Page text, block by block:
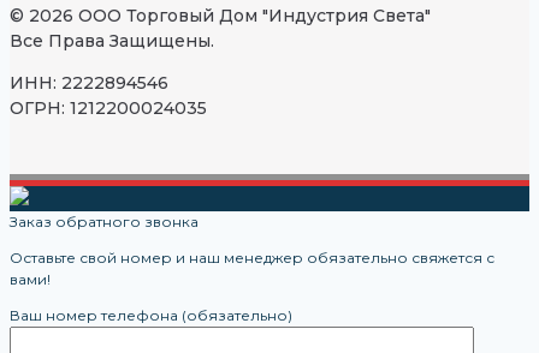
© 2026 ООО Торговый Дом "Индустрия Света"
Все Права Защищены.
ИНН: 2222894546
ОГРН: 1212200024035
Заказ обратного звонка
Оставьте свой номер и наш менеджер обязательно свяжется с
вами!
Ваш номер телефона (обязательно)